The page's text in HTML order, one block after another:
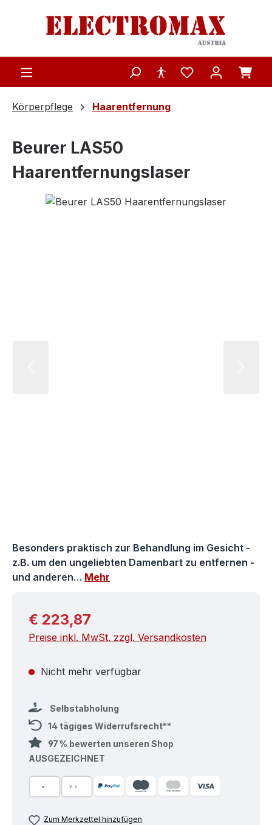
Zum Hauptinhalt springen
Körperpflege Haarentfernung
Beurer LAS50
Haarentfernungslaser
Bildergalerie überspringen
Besonders praktisch zur Behandlung im Gesicht -
z.B. um den ungeliebten Damenbart zu entfernen -
und anderen… Mehr
Regulärer Preis:
€ 223,87
Preise inkl. MwSt. zzgl. Versandkosten
Nicht mehr verfügbar
Selbstabholung
14 tägiges Widerrufsrecht**
97 % bewerten unseren Shop
AUSGEZEICHNET
Zum Merkzettel hinzufügen